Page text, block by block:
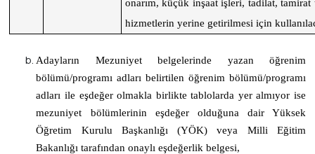
onarım, küçük inşaat işleri, tadilat, tamirat
hizmetlerin yerine getirilmesi için
Adayların Mezuniyet belgelerinde yazan öğrenim
bölümü/programı adları belirtilen öğrenim bölümü/programı
adları ile eşdeğer olmakla birlikte tablolarda yer almıyor ise
mezuniyet bölümlerinin eşdeğer olduğuna dair Yüksek
Öğretim Kurulu Başkanlığı (YÖK) veya Milli Eğitim
Bakanlığı tarafından onaylı eşdeğerlik belgesi,